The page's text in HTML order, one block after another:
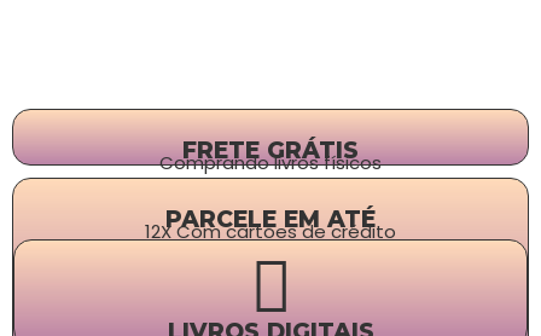
FRETE GRÁTIS
Comprando livros físicos
PARCELE EM ATÉ
12X Com cartões de crédito